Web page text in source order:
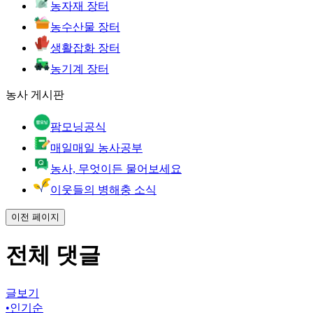
농자재 장터
농수산물 장터
생활잡화 장터
농기계 장터
농사 게시판
팜모닝공식
매일매일 농사공부
농사, 무엇이든 물어보세요
이웃들의 병해충 소식
이전 페이지
전체 댓글
글보기
•인기순